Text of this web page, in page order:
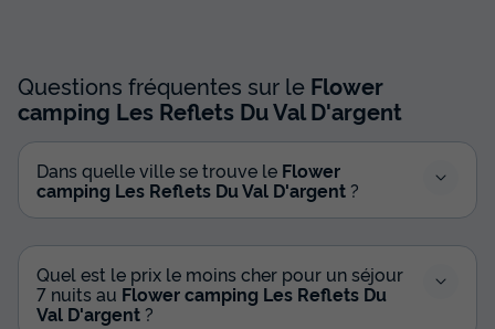
Questions fréquentes sur le Flower
camping Les Reflets Du Val D'argent
Dans quelle ville se trouve le Flower
camping Les Reflets Du Val D'argent ?
Quel est le prix le moins cher pour un séjour
7 nuits au Flower camping Les Reflets Du
Val D'argent ?